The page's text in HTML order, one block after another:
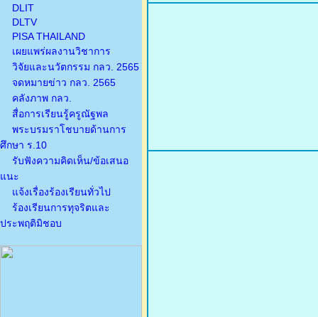
DLIT
DLTV
PISA THAILAND
เผยแพร่ผลงานวิชาการ
วิจัยและนวัตกรรม กลว. 2565
จดหมายข่าว กลว. 2565
คลังภาพ กลว.
สื่อการเรียนรู้ครูณัฐพล
พระบรมราโชบายด้านการ
ศึกษา ร.10
รับฟังความคิดเห็น/ข้อเสนอ
แนะ
แจ้งเรื่องร้องเรียนทั่วไป
ร้องเรียนการทุจริตและ
ประพฤติมิชอบ